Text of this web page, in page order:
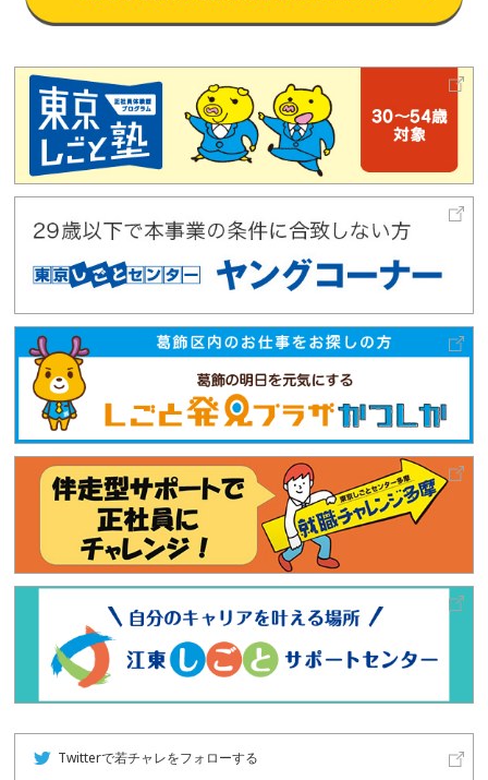
Twitterで若チャレをフォローする